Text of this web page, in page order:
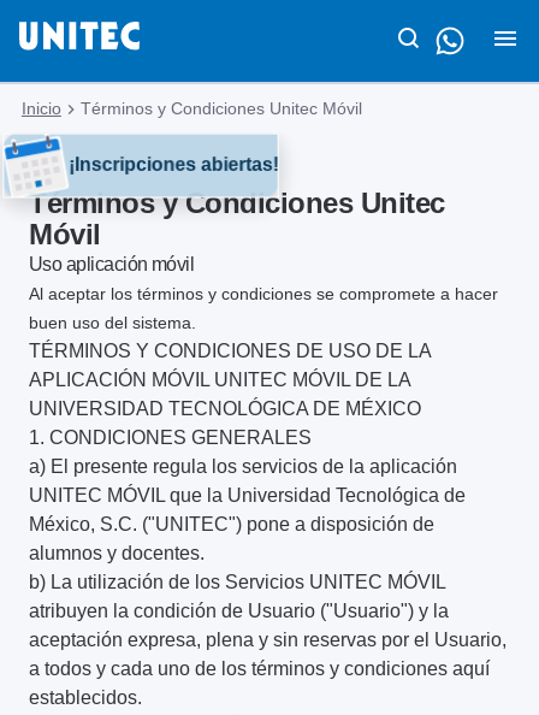
Inicio Términos y Condiciones Unitec Móvil
¡Inscripciones abiertas!
Términos y Condiciones Unitec
Móvil
Uso aplicación móvil
Al aceptar los términos y condiciones se compromete a hacer
buen uso del sistema.
TÉRMINOS Y CONDICIONES DE USO DE LA
APLICACIÓN MÓVIL UNITEC MÓVIL DE LA
UNIVERSIDAD TECNOLÓGICA DE MÉXICO
1. CONDICIONES GENERALES
a) El presente regula los servicios de la aplicación
UNITEC MÓVIL que la Universidad Tecnológica de
México, S.C. ("UNITEC") pone a disposición de
alumnos y docentes.
b) La utilización de los Servicios UNITEC MÓVIL
atribuyen la condición de Usuario ("Usuario") y la
aceptación expresa, plena y sin reservas por el Usuario,
a todos y cada uno de los términos y condiciones aquí
establecidos.